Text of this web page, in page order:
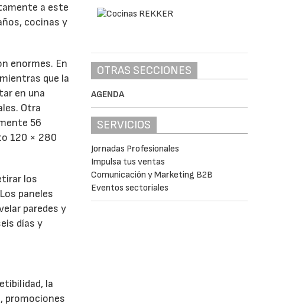
a este
cocinas y
enormes. En
que la
en una
Otra
56
120 × 280
los
paneles
paredes y
días y
la
promociones
OTRAS SECCIONES
AGENDA
SERVICIOS
Jornadas Profesionales
Impulsa tus ventas
Comunicación y Marketing B2B
Eventos sectoriales